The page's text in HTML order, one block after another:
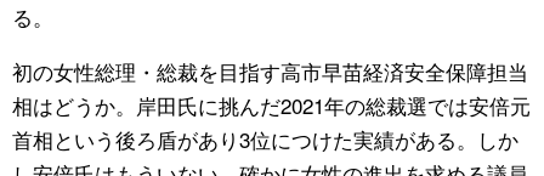
る。
初の女性総理・総裁を目指す高市早苗経済安全保障担当
相はどうか。岸田氏に挑んだ2021年の総裁選では安倍元
首相という後ろ盾があり3位につけた実績がある。しか